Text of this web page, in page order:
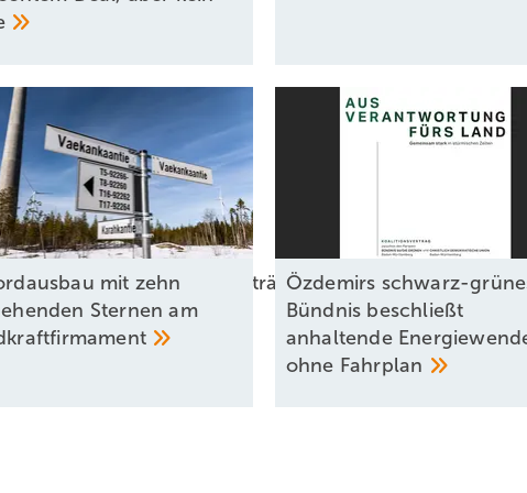
plädiert für Differenzverträge
mit zehn
Sternen am
Özdemirs schwarz-
Bündnis beschließt
anhaltende
ohne Fahrplan